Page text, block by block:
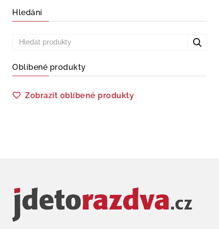
Hledání
Oblíbené produkty
Zobrazit oblíbené produkty